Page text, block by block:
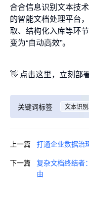
合合信息识别文本技
的智能文档处理平台
取、结构化入库等环
变为“自动高效”。
👋 点击这里，立刻部
关键词标签 文本识
上一篇 打通企业数据治
下一篇 复杂文档终结者
由